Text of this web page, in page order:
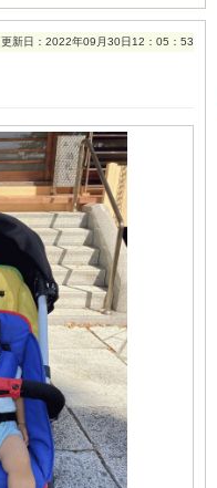
更新日：2022年09月30日12：05：53